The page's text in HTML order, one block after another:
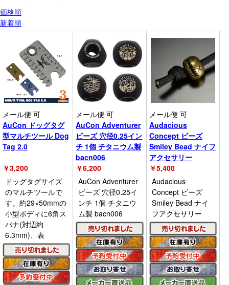
価格順
新着順
メール便 可
AuCon ドッグタグ
型マルチツール Dog
Tag 2.0
￥3,200
ドッグタグサイズ
のマルチツールで
す。約29×50mmの
小型ボディに6角ス
パナ(対辺約
6.3mm)、表
メール便 可
AuCon Adventurer
ビーズ 穴径0.25イン
チ 1個 チタニウム製
bacn006
￥6,200
AuCon Adventurer
ビーズ 穴径0.25イ
ンチ 1個 チタニウ
ム製 bacn006
メール便 可
Audacious
Concept ビーズ
Smiley Bead ナイフ
アクセサリー
￥5,400
Audacious
Concept ビーズ
Smiley Bead ナイ
フアクセサリー